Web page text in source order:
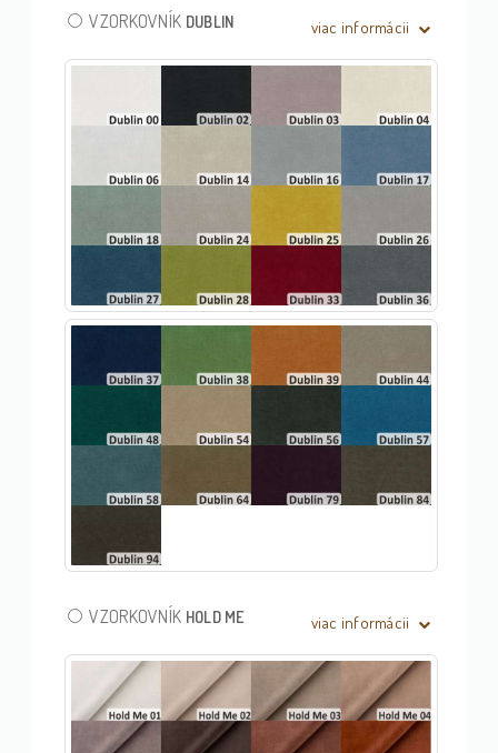
VZORKOVNÍK DUBLIN viac informácii
VZORKOVNÍK HOLD ME viac informácii